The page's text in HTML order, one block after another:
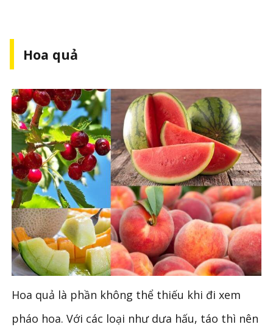
Hoa quả
Hoa quả là phần không thể thiếu khi đi xem
pháo hoa. Với các loại như dưa hấu, táo thì nên